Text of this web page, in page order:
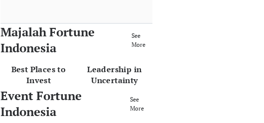
Majalah Fortune
Indonesia
See
More
Best Places to
Invest
Leadership in
Uncertainty
Event Fortune
Indonesia
See
More